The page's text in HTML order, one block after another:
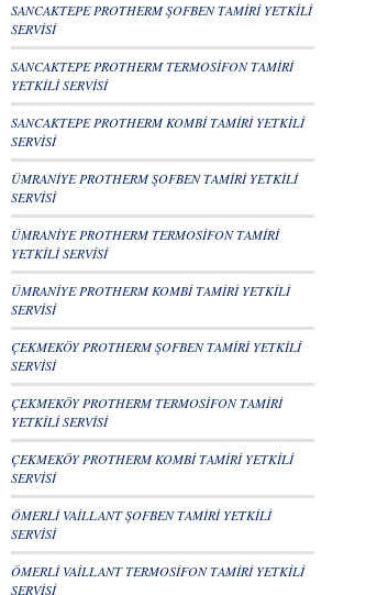
SANCAKTEPE PROTHERM ŞOFBEN TAMİRİ YETKİLİ
SERVİSİ
SANCAKTEPE PROTHERM TERMOSİFON TAMİRİ
YETKİLİ SERVİSİ
SANCAKTEPE PROTHERM KOMBİ TAMİRİ YETKİLİ
SERVİSİ
ÜMRANİYE PROTHERM ŞOFBEN TAMİRİ YETKİLİ
SERVİSİ
ÜMRANİYE PROTHERM TERMOSİFON TAMİRİ
YETKİLİ SERVİSİ
ÜMRANİYE PROTHERM KOMBİ TAMİRİ YETKİLİ
SERVİSİ
ÇEKMEKÖY PROTHERM ŞOFBEN TAMİRİ YETKİLİ
SERVİSİ
ÇEKMEKÖY PROTHERM TERMOSİFON TAMİRİ
YETKİLİ SERVİSİ
ÇEKMEKÖY PROTHERM KOMBİ TAMİRİ YETKİLİ
SERVİSİ
ÖMERLİ VAİLLANT ŞOFBEN TAMİRİ YETKİLİ
SERVİSİ
ÖMERLİ VAİLLANT TERMOSİFON TAMİRİ YETKİLİ
SERVİSİ